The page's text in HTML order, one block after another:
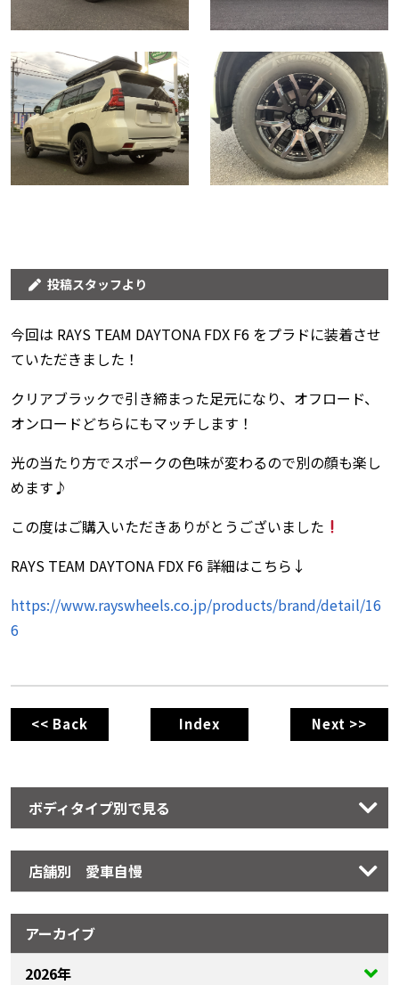
投稿スタッフより
今回は RAYS TEAM DAYTONA FDX F6 をプラドに装着させ
ていただきました！
クリアブラックで引き締まった足元になり、オフロード、
オンロードどちらにもマッチします！
光の当たり方でスポークの色味が変わるので別の顔も楽し
めます♪
この度はご購入いただきありがとうございました
RAYS TEAM DAYTONA FDX F6 詳細はこちら↓
https://www.rayswheels.co.jp/products/brand/detail/16
6
<< Back Index Next >>
ボディタイプ別で見る
店舗別 愛車自慢
アーカイブ
2026年